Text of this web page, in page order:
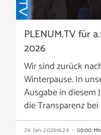
PLENUM.TV für
2026
Wir sind zurück
Winterpause. In
Ausgabe in diesem
die Transparenz bei
29. Jan. 202616:29 03:00